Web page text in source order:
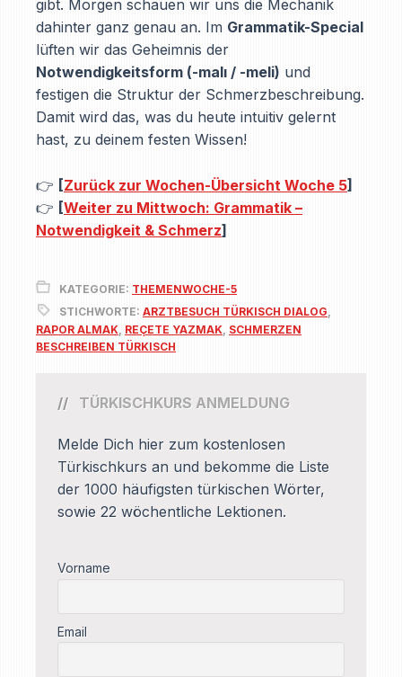
gibt. Morgen schauen wir uns die Mechanik
dahinter ganz genau an. Im Grammatik-Special
lüften wir das Geheimnis der
Notwendigkeitsform (-malı / -meli) und
festigen die Struktur der Schmerzbeschreibung.
Damit wird das, was du heute intuitiv gelernt
hast, zu deinem festen Wissen!
👉 [Zurück zur Wochen-Übersicht Woche 5]
👉 [Weiter zu Mittwoch: Grammatik –
Notwendigkeit & Schmerz]
KATEGORIE: THEMENWOCHE-5
STICHWORTE: ARZTBESUCH TÜRKISCH DIALOG,
RAPOR ALMAK, REÇETE YAZMAK, SCHMERZEN
BESCHREIBEN TÜRKISCH
TÜRKISCHKURS ANMELDUNG
Melde Dich hier zum kostenlosen
Türkischkurs an und bekomme die Liste
der 1000 häufigsten türkischen Wörter,
sowie 22 wöchentliche Lektionen.
Vorname
Email